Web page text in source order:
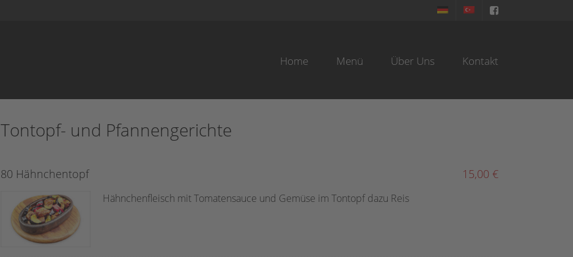
Home Menü Über Uns Kontakt
Tontopf- und Pfannengerichte
80 Hähnchentopf 15,00 €
Hähnchenfleisch mit Tomatensauce und Gemüse im Tontopf dazu Reis